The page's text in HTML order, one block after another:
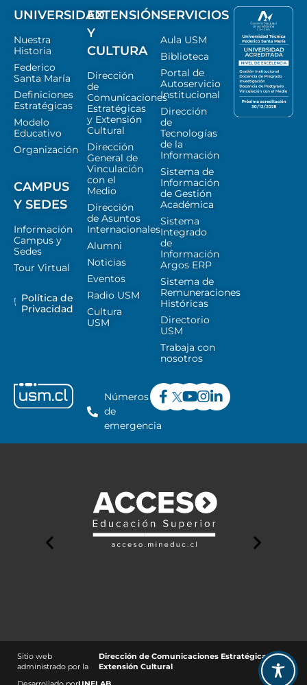
UNIVERSIDAD
Nuestra
Historia
Federico
Santa María
Definiciones
Estratégicas
Modelo
Educativo
Organización
CAMPUS
Y SEDES
Información
Campus y
Sedes
Tour Virtual
Política de
Privacidad
EXTENSIÓN
Y
CULTURA
Dirección
de
Comunicaciones
Estratégicas
y Extensión
Cultural
Dirección
General de
Vinculación
con el
Medio
Dirección
de Asuntos
Internacionales
Alumni
Noticias
Eventos
Radio USM
Cultura
USM
SERVICIOS
Aula USM
Biblioteca
Portal de
Autoservicio
Institucional
Dirección
de
Tecnologías
de la
Información
Sistema de
Información
de Gestión
Académica
Sistema
Integrado
de
Información
Argos ERP
Sistema de
Remuneraciones
Históricas
Directorio
USM
Trabaja con
nosotros
Números
de
emergencia
Sitio web
administrado por la
Dirección de Comunicaciones Estratégicas y
Extensión Cultural